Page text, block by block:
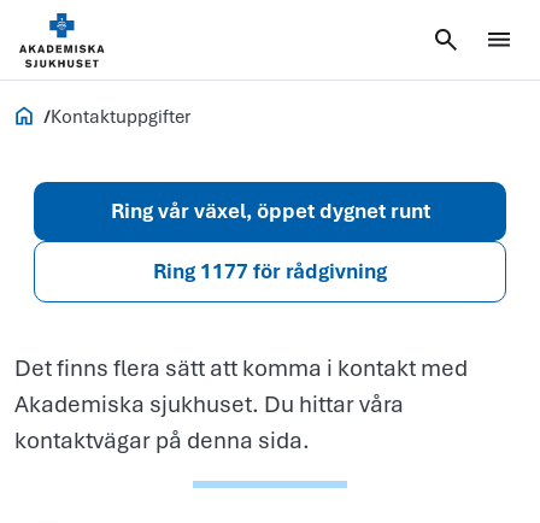
Om oss
Kontaktuppgifter
Ring vår växel, öppet dygnet runt
Ring 1177 för rådgivning
Det finns flera sätt att komma i kontakt med
Akademiska sjukhuset. Du hittar våra
kontaktvägar på denna sida.